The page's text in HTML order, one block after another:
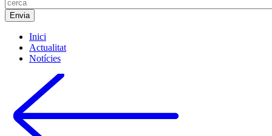
Inici
Actualitat
Notícies